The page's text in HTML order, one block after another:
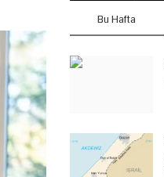
Bu Hafta